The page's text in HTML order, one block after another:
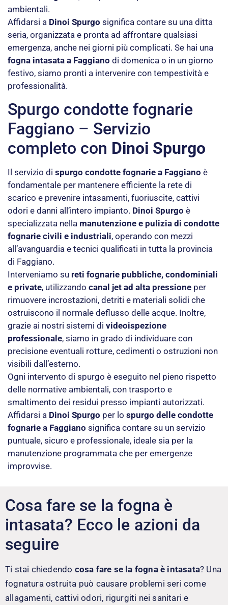
ambientali.
Affidarsi a Dinoi Spurgo significa contare su una ditta
seria, organizzata e pronta ad affrontare qualsiasi
emergenza, anche nei giorni più complicati. Se hai una
fogna intasata a Faggiano di domenica o in un giorno
festivo, siamo pronti a intervenire con tempestività e
professionalità.
Spurgo condotte fognarie
Faggiano – Servizio
completo con Dinoi Spurgo
Il servizio di spurgo condotte fognarie a Faggiano è
fondamentale per mantenere efficiente la rete di
scarico e prevenire intasamenti, fuoriuscite, cattivi
odori e danni all’intero impianto. Dinoi Spurgo è
specializzata nella manutenzione e pulizia di condotte
fognarie civili e industriali, operando con mezzi
all’avanguardia e tecnici qualificati in tutta la provincia
di Faggiano.
Interveniamo su reti fognarie pubbliche, condominiali
e private, utilizzando canal jet ad alta pressione per
rimuovere incrostazioni, detriti e materiali solidi che
ostruiscono il normale deflusso delle acque. Inoltre,
grazie ai nostri sistemi di videoispezione
professionale, siamo in grado di individuare con
precisione eventuali rotture, cedimenti o ostruzioni non
visibili dall’esterno.
Ogni intervento di spurgo è eseguito nel pieno rispetto
delle normative ambientali, con trasporto e
smaltimento dei residui presso impianti autorizzati.
Affidarsi a Dinoi Spurgo per lo spurgo delle condotte
fognarie a Faggiano significa contare su un servizio
puntuale, sicuro e professionale, ideale sia per la
manutenzione programmata che per emergenze
improvvise.
Cosa fare se la fogna è
intasata? Ecco le azioni da
seguire
Ti stai chiedendo cosa fare se la fogna è intasata? Una
fognatura ostruita può causare problemi seri come
allagamenti, cattivi odori, rigurgiti nei sanitari e